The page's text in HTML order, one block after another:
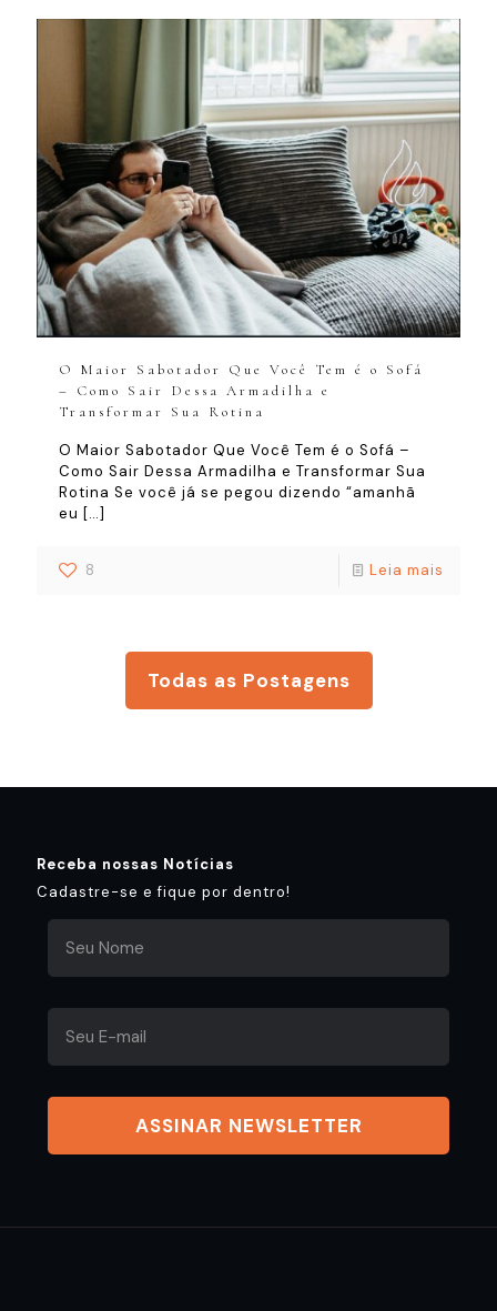
O Maior Sabotador Que Você Tem é o Sofá
– Como Sair Dessa Armadilha e
Transformar Sua Rotina
O Maior Sabotador Que Você Tem é o Sofá –
Como Sair Dessa Armadilha e Transformar Sua
Rotina Se você já se pegou dizendo “amanhã
eu […]
8 Leia mais
Todas as Postagens
Receba nossas Notícias
Cadastre-se e fique por dentro!